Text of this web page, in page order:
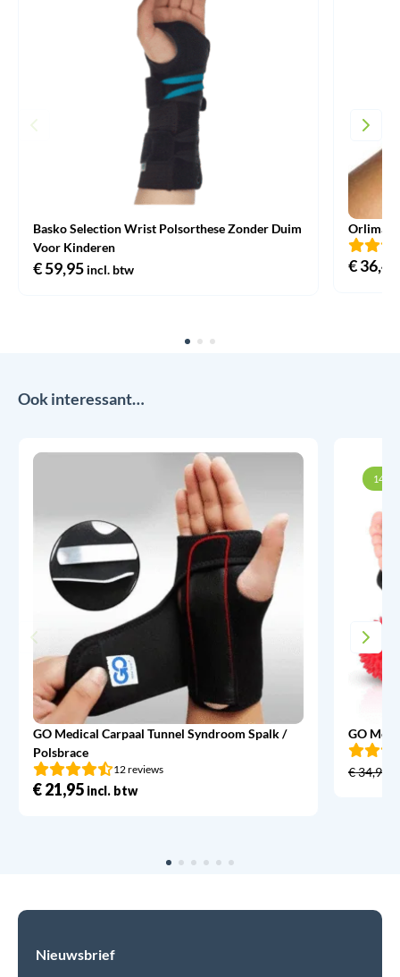
Basko Selection Wrist Polsorthese Zonder Duim
Voor Kinderen
€59,95 incl. btw
Orliman
€36,45
Ook interessant…
GO Medical Carpaal Tunnel Syndroom Spalk /
Polsbrace
12 reviews
€21,95 incl. btw
14%
GO
€34,95
Nieuwsbrief